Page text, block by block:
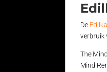
De
verbruik
The
Mind